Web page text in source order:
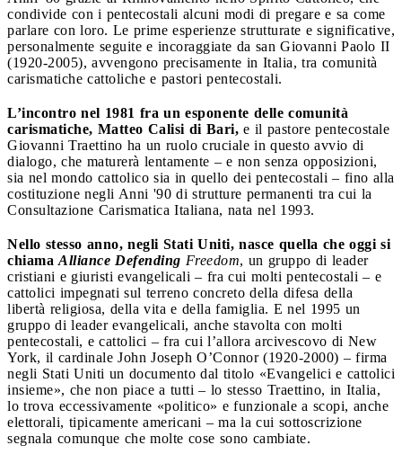
condivide con i pentecostali alcuni modi di pregare e sa come
parlare con loro. Le prime esperienze strutturate e significative,
personalmente seguite e incoraggiate da san Giovanni Paolo II
(1920-2005), avvengono precisamente in Italia, tra comunità
carismatiche cattoliche e pastori pentecostali.
L’incontro nel 1981 fra un esponente delle comunità
carismatiche, Matteo Calisi di Bari, e il pastore pentecostale
Giovanni Traettino ha un ruolo cruciale in questo avvio di
dialogo, che maturerà lentamente – e non senza opposizioni,
sia nel mondo cattolico sia in quello dei pentecostali – fino alla
costituzione negli Anni '90 di strutture permanenti tra cui la
Consultazione Carismatica Italiana, nata nel 1993.
Nello stesso anno, negli Stati Uniti, nasce quella che oggi si
chiama Alliance Defending Freedom, un gruppo di leader
cristiani e giuristi evangelicali – fra cui molti pentecostali – e
cattolici impegnati sul terreno concreto della difesa della
libertà religiosa, della vita e della famiglia. E nel 1995 un
gruppo di leader evangelicali, anche stavolta con molti
pentecostali, e cattolici – fra cui l’allora arcivescovo di New
York, il cardinale John Joseph O’Connor (1920-2000) – firma
negli Stati Uniti un documento dal titolo «Evangelici e cattolici
insieme», che non piace a tutti – lo stesso Traettino, in Italia,
lo trova eccessivamente «politico» e funzionale a scopi, anche
elettorali, tipicamente americani – ma la cui sottoscrizione
segnala comunque che molte cose sono cambiate.